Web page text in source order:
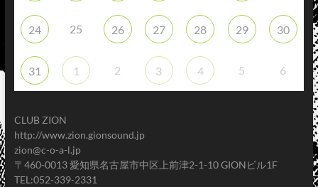
24 25 26 27 28 29 30
31 1 2 3 4 5 6
CLUB ZION
http://www.zion.gionsound.jp
zion@c-o-a-l.jp
〒460-0013 愛知県名古屋市中区上前津2-1-10 GIONビル1F
TEL:052-339-2331